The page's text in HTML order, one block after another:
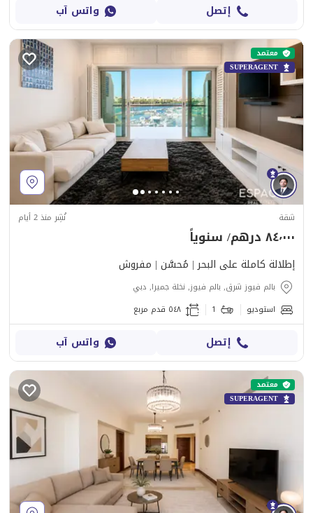
إتصل واتس آب
معتمد
SUPERAGENT
شقة نُشِر منذ 2 أيام
٨٤٬٠٠٠ درهم/ سنوياً
إطلالة كاملة على البحر | مُحسَّن | مفروش
بالم فيوز شرق, بالم فيوز, نخلة جميرا, دبي
استوديو
1 ٥٤٨ قدم مربع
إتصل واتس آب
معتمد
SUPERAGENT